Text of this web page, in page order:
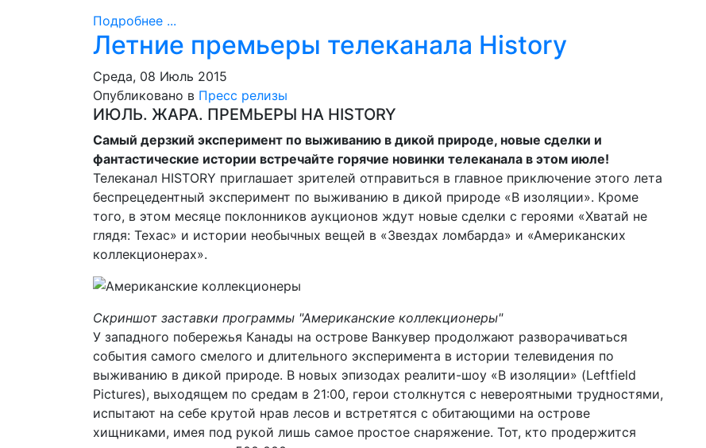
Подробнее ...
Летние премьеры телеканала History
Среда, 08 Июль 2015
Опубликовано в Пресс релизы
ИЮЛЬ. ЖАРА. ПРЕМЬЕРЫ НА HISTORY
Самый дерзкий эксперимент по выживанию в дикой природе, новые сделки и
фантастические истории встречайте горячие новинки телеканала в этом июле!
Телеканал HISTORY приглашает зрителей отправиться в главное приключение этого лета
беспрецедентный эксперимент по выживанию в дикой природе «В изоляции». Кроме
того, в этом месяце поклонников аукционов ждут новые сделки с героями «Хватай не
глядя: Техас» и истории необычных вещей в «Звездах ломбарда» и «Американских
коллекционерах».
Скриншот заставки программы "Американские коллекционеры"
У западного побережья Канады на острове Ванкувер продолжают разворачиваться
события самого смелого и длительного эксперимента в истории телевидения по
выживанию в дикой природе. В новых эпизодах реалити-шоу «В изоляции» (Leftfield
Pictures), выходящем по средам в 21:00, герои столкнутся с невероятными трудностями,
испытают на себе крутой нрав лесов и встретятся с обитающими на острове
хищниками, имея под рукой лишь самое простое снаряжение. Тот, кто продержится